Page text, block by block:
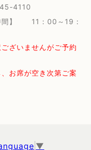
間】 11：00～19：
ざいませんがご予約
お席が空き次第ご案
▼